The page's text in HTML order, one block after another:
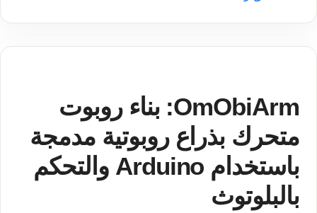
OmObiArm: بناء روبوت
متحرك بذراع روبوتية مدمجة
باستخدام Arduino والتحكم
بالبلوتوث